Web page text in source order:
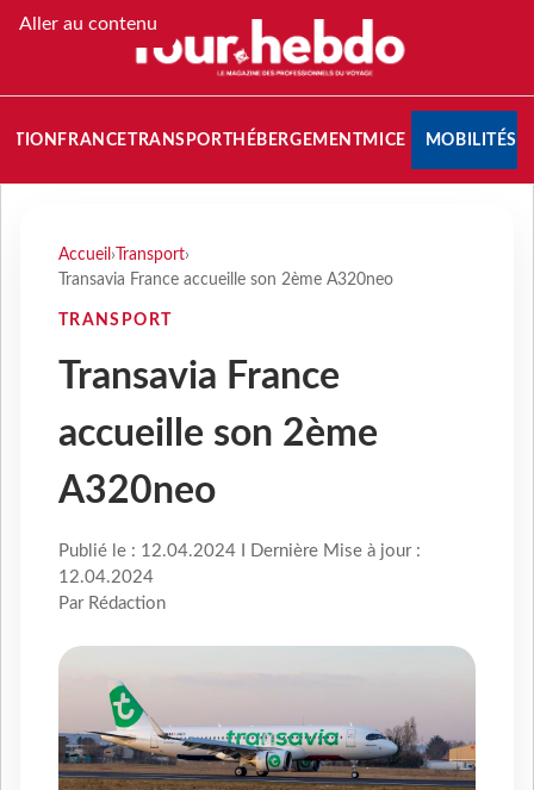
Aller au contenu
FRANCETRANSPORT HÉBERGEMENTMICE MOBILITÉS
Accueil › Transport›
Transavia France accueille son 2ème A320neo
TRANSPORT
Transavia France
accueille son 2ème
A320neo
Publié le : 12.04.2024 I Dernière Mise à jour :
12.04.2024
Par Rédaction